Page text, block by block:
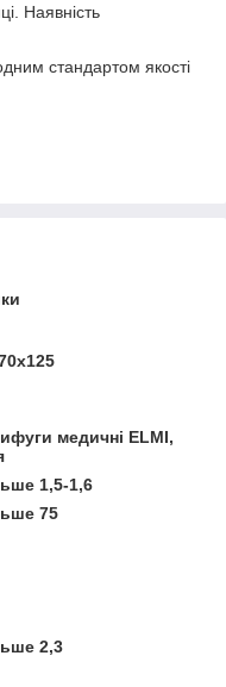
Наявність
стандартом якості
медичні ELMI,
1,5-1,6
75
2,3